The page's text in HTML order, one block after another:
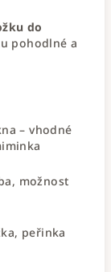
do
pohodlné a
– vhodné
možnost
peřinka